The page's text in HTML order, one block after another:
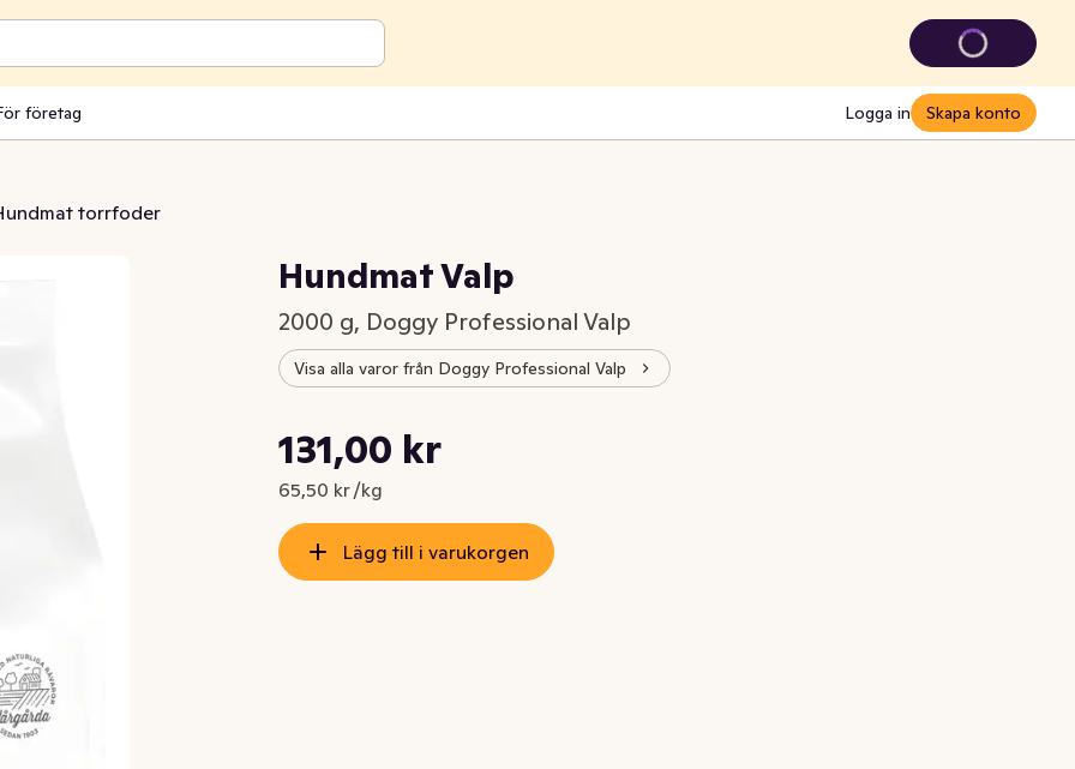
företag Logga in Skapa konto
torrfoder
Hundmat Valp
2000 g, Doggy Professional Valp
Visa alla varor från Doggy Professional Valp
Nuvarande pris är: 131,00 kr
131,00 kr
65,50 kr /kg
Styckpris: 65,50 kr /kg
Lägg till i varukorgen